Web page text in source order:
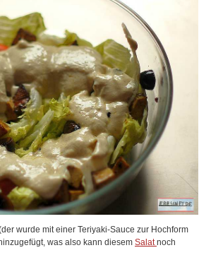
wurde mit einer Teriyaki-Sauce zur Hochform
was also kann diesem Salatnoch